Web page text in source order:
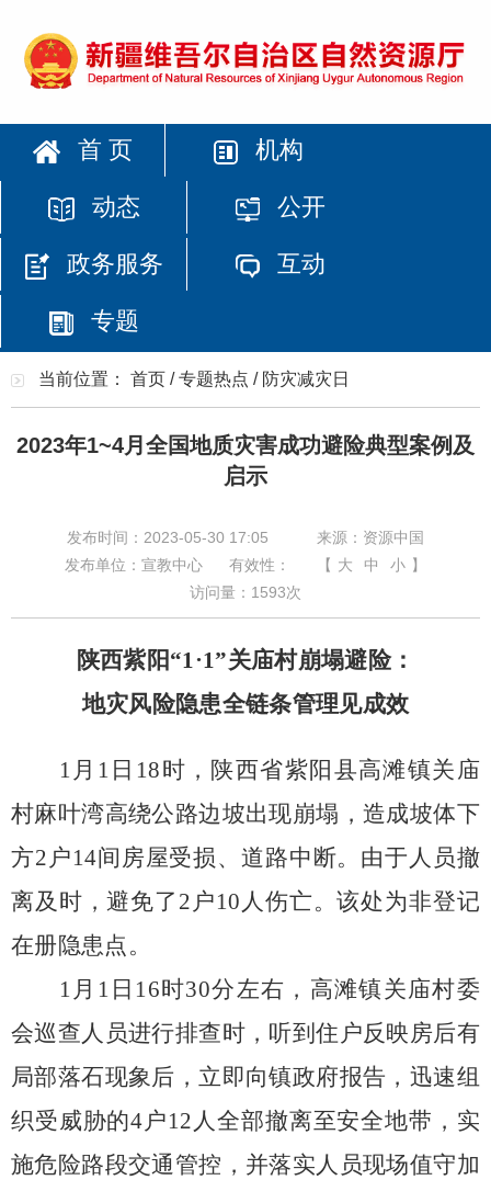
首 页 机构
动态 公开
政务服务 互动
专题
当前位置： 首页 /专题热点 / 防灾减灾日
2023年1~4月全国地质灾害成功避险典型案例及
启示
发布时间：2023-05-30 17:05
来源：资源中国
发布单位：宣教中心
有效性： 【 大 中 小 】
访问量： 1593次
陕西紫阳“1·1”关庙村崩塌避险：
地灾风险隐患全链条管理见成效
1 月 1 日 18时，陕西省紫阳县高滩镇关庙
村麻叶湾高绕公路边坡出现崩塌，造成坡体下
方2 户14间房屋受损、道路中断。由于人员撤
离及时，避免了 2 户10 人伤亡。该处为非登记
在册隐患点。
1 月 1 日 16时30分左右，高滩镇关庙村委
会巡查人员进行排查时，听到住户反映房后有
局部落石现象后，立即向镇政府报告，迅速组
织受威胁的4户12 人全部撤离至安全地带，实
施危险路段交通管控，并落实人员现场值守加